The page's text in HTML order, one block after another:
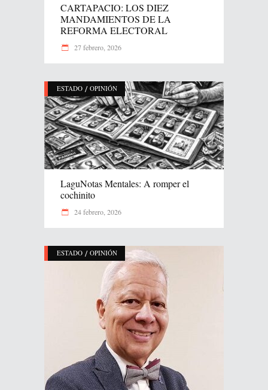
CARTAPACIO: LOS DIEZ
MANDAMIENTOS DE LA
REFORMA ELECTORAL
27 febrero, 2026
ESTADO / OPINIÓN
LaguNotas Mentales: A romper el
cochinito
24 febrero, 2026
ESTADO / OPINIÓN